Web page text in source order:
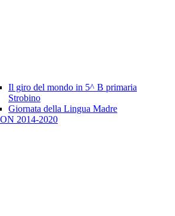
Il giro del mondo in 5^ B primaria
Strobino
Giornata della Lingua Madre
2014-2020